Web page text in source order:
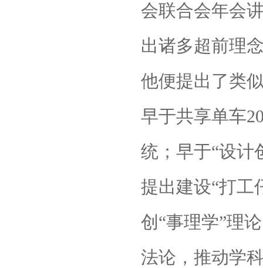
会联合会年会
出诸多超前理
他便提出了类
早于共享单车
统；早于“设计
提出建设“打
创“事理学”理
法论，推动学